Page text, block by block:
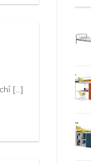
[...]